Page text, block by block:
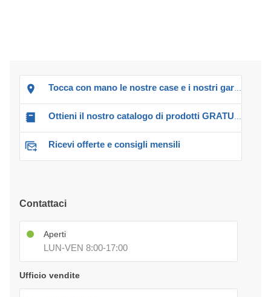
Tocca con mano le nostre case e i nostri garage!
Ottieni il nostro catalogo di prodotti GRATUITO!
Ricevi offerte e consigli mensili
Contattaci
Aperti
LUN-VEN 8:00-17:00
Ufficio vendite